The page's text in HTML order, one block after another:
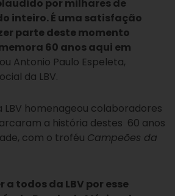
por milhares de
inteiro. É uma satisfação
parte deste momento
60 anos aqui em
Antonio Paulo Espeleta,
da LBV.
LBV homenageou colaboradores
a história destes 60 anos
com o troféu Campeões da
a todos da LBV por esse